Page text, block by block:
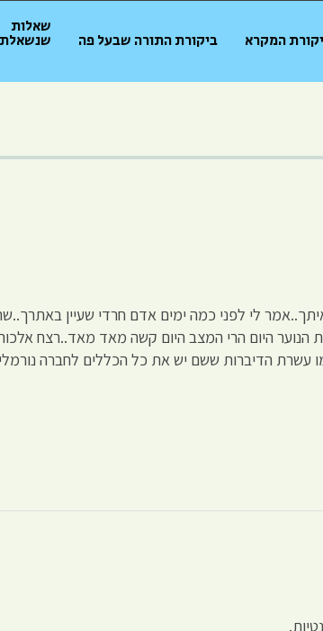
המקרא ביקורת התורה שבעל פה
שאלות
לי לפני כמה ימים אדם חרדי שעיין
היום הרי המצב היום קשה מאד מאד..רצח
כמו עשרת הדיברות ששם יש את כל הכללים לחברה